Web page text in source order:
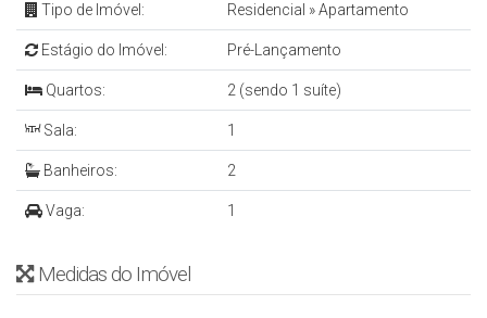
Tipo de Imóvel: Residencial »Apartamento
Estágio do Imóvel: Pré-Lançamento
Quartos: 2 (sendo 1 suíte)
Sala: 1
Banheiros: 2
Vaga: 1
Medidas do Imóvel